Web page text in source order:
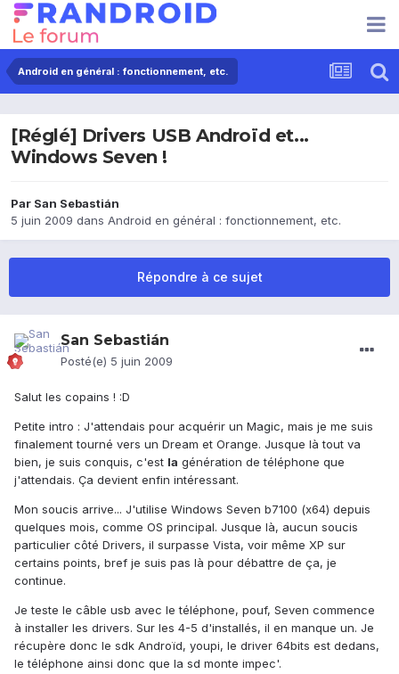
Android en général : fonctionnement, etc.
[Réglé] Drivers USB Androïd et...
Windows Seven !
Par San Sebastián
5 juin 2009 dans Android en général : fonctionnement, etc.
Répondre à ce sujet
San Sebastián
Posté(e) 5 juin 2009
Salut les copains ! :D
Petite intro : J'attendais pour acquérir un Magic, mais je me suis
finalement tourné vers un Dream et Orange. Jusque là tout va
bien, je suis conquis, c'est la génération de téléphone que
j'attendais. Ça devient enfin intéressant.
Mon soucis arrive... J'utilise Windows Seven b7100 (x64) depuis
quelques mois, comme OS principal. Jusque là, aucun soucis
particulier côté Drivers, il surpasse Vista, voir même XP sur
certains points, bref je suis pas là pour débattre de ça, je
continue.
Je teste le câble usb avec le téléphone, pouf, Seven commence
à installer les drivers. Sur les 4-5 d'installés, il en manque un. Je
récupère donc le sdk Androïd, youpi, le driver 64bits est dedans,
le téléphone ainsi donc que la sd monte impec'.